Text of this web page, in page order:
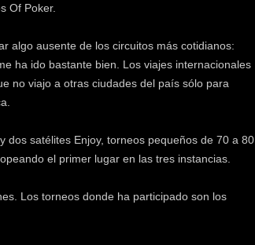
Of Poker.
algo ausente de los circuitos más cotidianos:
ha ido bastante bien. Los viajes internacionales
no viajo a otras ciudades del país sólo para
dos satélites Enjoy, torneos pequeños de 70 a 80
el primer lugar en las tres instancias.
Los torneos donde ha participado son los